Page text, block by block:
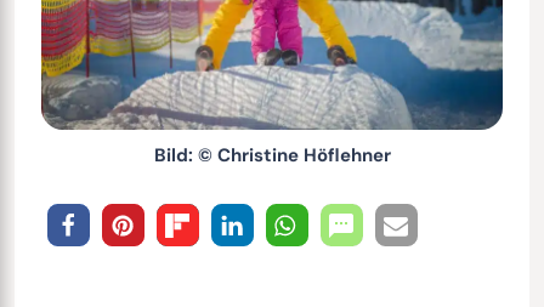
Bild: © Christine Höflehner